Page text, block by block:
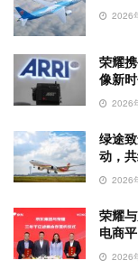
2026
荣耀
像新
2026
绿途
动，
2026
荣耀
电商
2026